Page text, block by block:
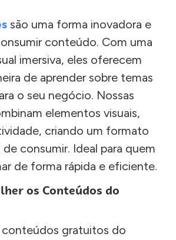
são uma forma inovadora e
conteúdo. Com uma
imersiva, eles oferecem
de aprender sobre temas
o seu negócio. Nossas
elementos visuais,
criando um formato
consumir. Ideal para quem
de forma rápida e eficiente.
os Conteúdos do
conteúdos gratuitos do